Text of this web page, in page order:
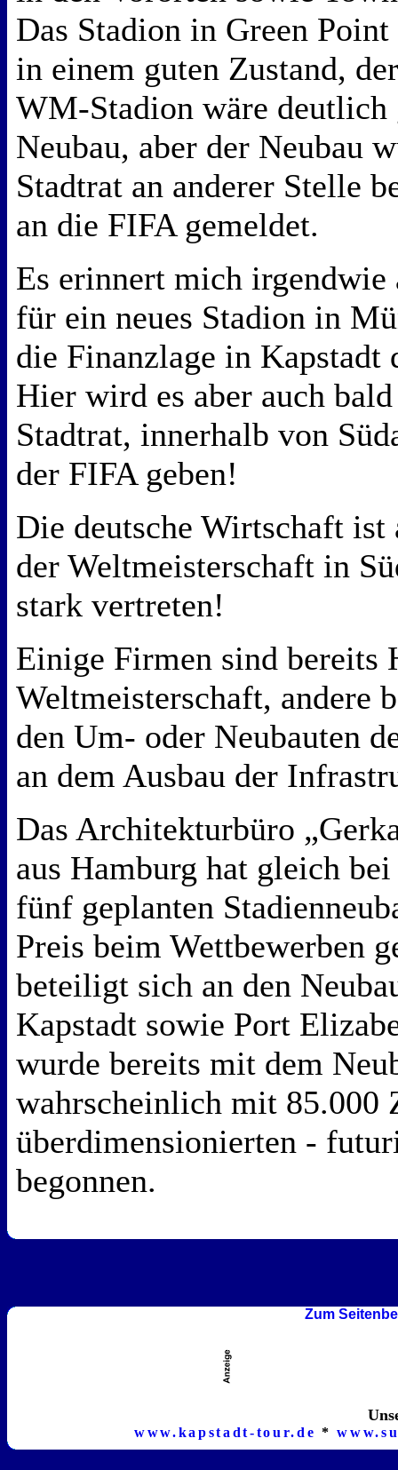
Das Stadion in Green
in einem guten Zustand,
WM-Stadion wäre deutlich
Neubau, aber der Neubau
Stadtrat an anderer Stelle
an die FIFA gemeldet.
Es erinnert mich irgendwie
für ein neues Stadion in
die Finanzlage in Kapstadt
Hier wird es aber auch
Stadtrat, innerhalb von
der FIFA geben!
Die deutsche Wirtschaft ist
der Weltmeisterschaft in
stark vertreten!
Einige Firmen sind bereits
Weltmeisterschaft, andere
den Um- oder Neubauten
an dem Ausbau der
Das Architekturbüro
aus Hamburg hat gleich
fünf geplanten
Preis beim Wettbewerben
beteiligt sich an den
Kapstadt sowie Port
wurde bereits mit dem
wahrscheinlich mit 85.000
überdimensionierten -
begonnen.
Zum
www.kapstadt-tour.de *